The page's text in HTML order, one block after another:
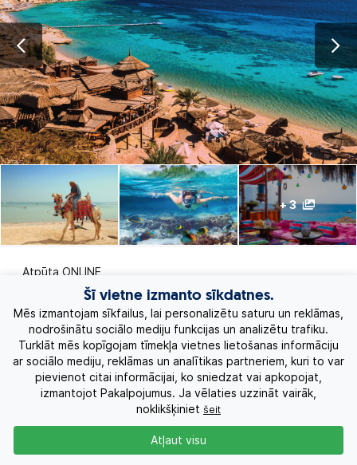
+ 3
Atpūta ONLINE
Ekskursiju ceļojumi
Eksotiskie ceļojumi
Labākie piedāvājumi
Kruīzi
Šī vietne izmanto sīkdatnes.
Mēs izmantojam sīkfailus, lai personalizētu saturu un reklāmas,
nodrošinātu sociālo mediju funkcijas un analizētu trafiku.
Turklāt mēs kopīgojam tīmekļa vietnes lietošanas informāciju
ar sociālo mediju, reklāmas un analītikas partneriem, kuri to var
pievienot citai informācijai, ko sniedzat vai apkopojat,
izmantojot Pakalpojumus. Ja vēlaties uzzināt vairāk,
noklikšķiniet šeit
Atļaut visu